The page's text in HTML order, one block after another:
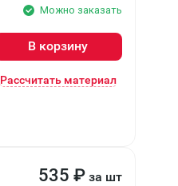
Можно заказать
В корзину
Рассчитать материал
535 ₽ за шт